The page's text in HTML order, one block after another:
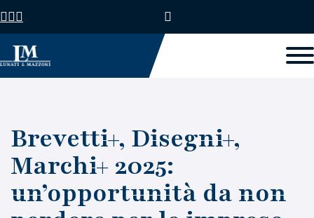
Brevetti+, Disegni+,
Marchi+ 2025:
un’opportunità da non